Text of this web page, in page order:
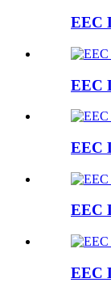
EEC
EEC
EEC
EEC
EEC